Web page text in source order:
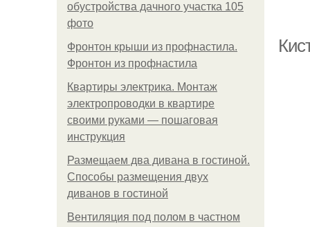
обустройства дачного участка 105
фото
Фронтон крыши из профнастила.
Фронтон из профнастила
Квартиры электрика. Монтаж
электропроводки в квартире
своими руками — пошаговая
инструкция
Размещаем два дивана в гостиной.
Способы размещения двух
диванов в гостиной
Вентиляция под полом в частном